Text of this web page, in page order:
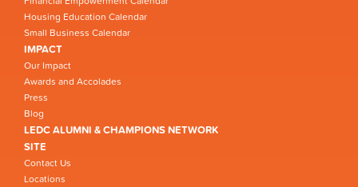
Housing Education Calendar
Small Business Calendar
IMPACT
Our Impact
Awards and Accolades
Press
Blog
LEDC ALUMNI & CHAMPIONS NETWORK
SITE
Contact Us
Locations